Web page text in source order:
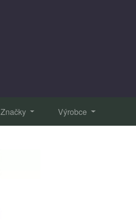
Značky Výrobce